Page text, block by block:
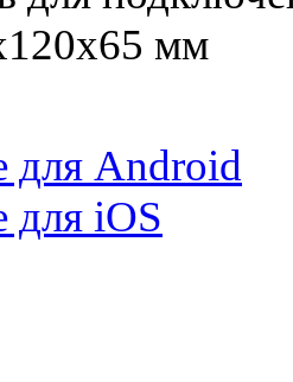
мм
для Android
iOS